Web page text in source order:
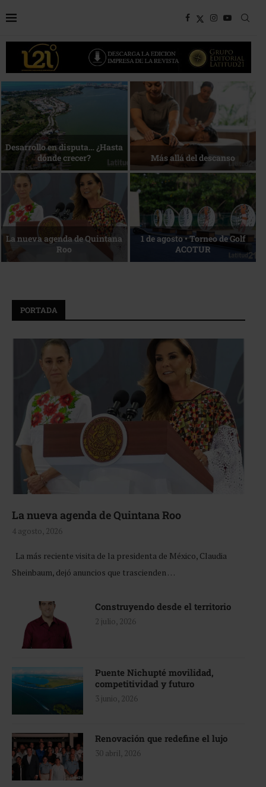
Bottega, un viaje servido a la
mesa
Energía que Impulsa la
competitividad
Reconocimiento de viajeros La esencia del servicio
PORTADA
La nueva agenda de Quintana Roo
4 agosto, 2026
La más reciente visita de la presidenta de México, Claudia
Sheinbaum, dejó anuncios que trascienden …
Construyendo desde el territorio
2 julio, 2026
Puente Nichupté movilidad,
competitividad y futuro
3 junio, 2026
Renovación que redefine el lujo
30 abril, 2026